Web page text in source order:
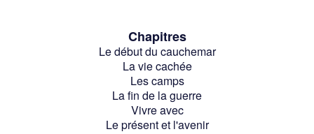
Chapitres
Le début du cauchemar
La vie cachée
Les camps
La fin de la guerre
Vivre avec
Le présent et l'avenir